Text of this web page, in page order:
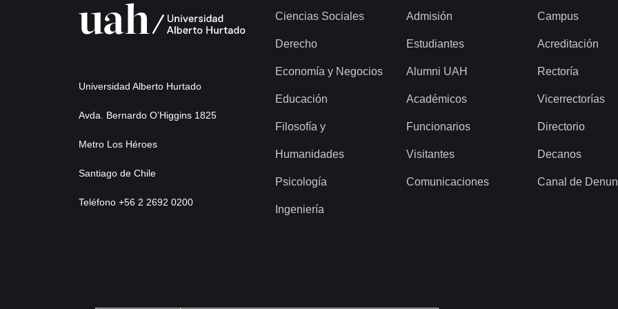
Universidad Alberto Hurtado
Avda. Bernardo O’Higgins 1825
Metro Los Héroes
Santiago de Chile
Teléfono +56 2 2692 0200
Ciencias Sociales
Derecho
Economía y Negocios
Educación
Filosofía y
Humanidades
Psicología
Ingeniería
Admisión
Estudiantes
Alumni UAH
Académicos
Funcionarios
Visitantes
Comunicaciones
Campus
Acreditación
Rectoría
Vicerrectorías
Directorio
Decanos
Canal de